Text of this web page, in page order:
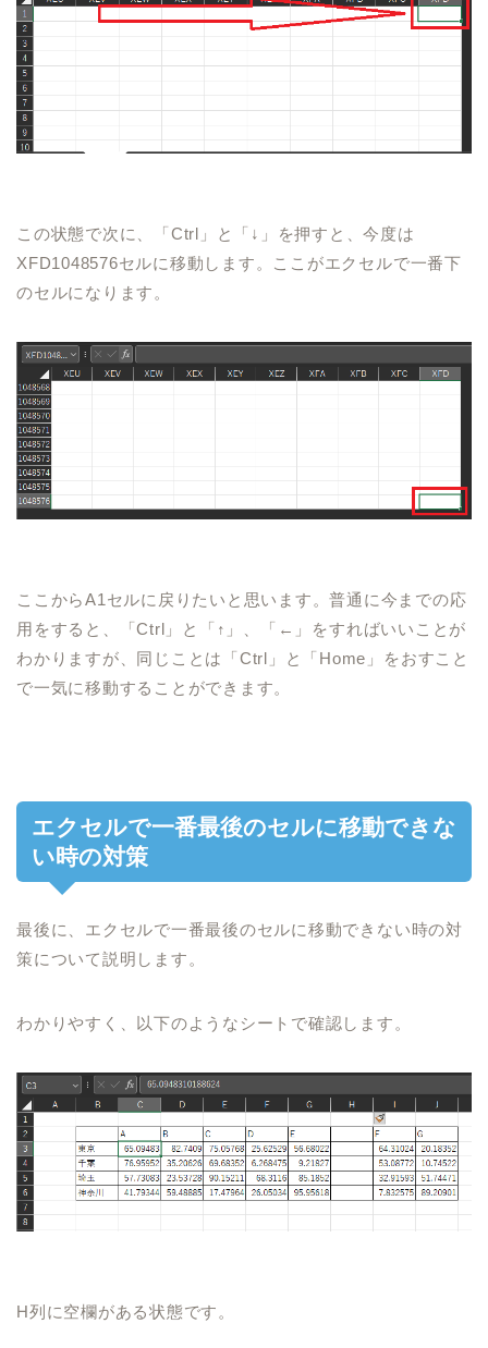
この状態で次に、「Ctrl 」と「↓」を押すと、今度は
XFD1048576セルに移動します。ここがエクセルで一番下
のセルになります。
ここからA1 セルに戻りたいと思います。普通に今までの応
用をすると、「Ctrl 」と「↑」、「←」をすればいいことが
わかりますが、同じことは「Ctrl 」と「Home 」をおすこと
で一気に移動することができます。
エクセルで一番最後のセルに移動できな
い時の対策
最後に、 エクセルで一番最後のセルに移動できない時の対
策について説明し ます。
わかりやすく、 以下のような シートで確認します。
H列に空欄がある状態です。